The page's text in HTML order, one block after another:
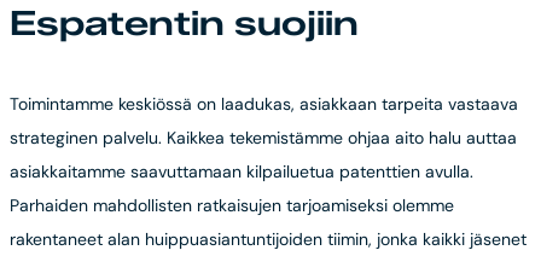
Espatentin suojiin
Toimintamme keskiössä on laadukas, asiakkaan tarpeita vastaava
strateginen palvelu. Kaikkea tekemistämme ohjaa aito halu auttaa
asiakkaitamme saavuttamaan kilpailuetua patenttien avulla.
Parhaiden mahdollisten ratkaisujen tarjoamiseksi olemme
rakentaneet alan huippuasiantuntijoiden tiimin, jonka kaikki jäsenet